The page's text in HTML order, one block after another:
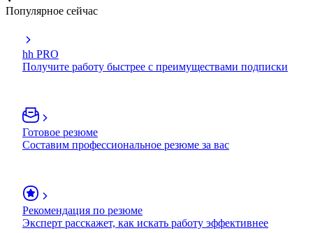
Популярное сейчас
hh PRO
Получите работу быстрее с преимуществами подписки
Готовое резюме
Составим профессиональное резюме за вас
Рекомендация по резюме
Эксперт расскажет, как искать работу эффективнее